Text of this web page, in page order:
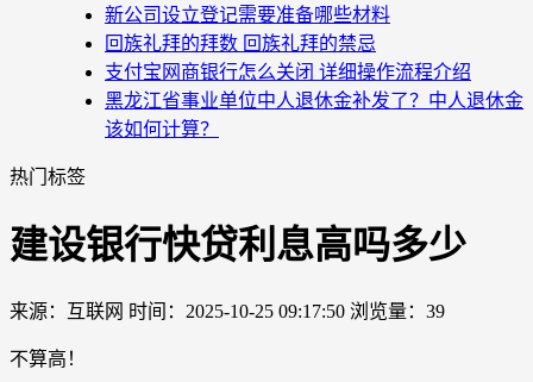
新公司设立登记需要准备哪些材料
回族礼拜的拜数 回族礼拜的禁忌
支付宝网商银行怎么关闭 详细操作流程介绍
黑龙江省事业单位中人退休金补发了？中人退休金
该如何计算？
热门标签
建设银行快贷利息高吗多少
来源：互联网 时间：2025-10-25 09:17:50 浏览量：39
不算高！